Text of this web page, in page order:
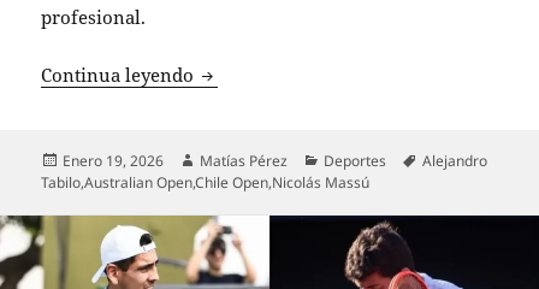
profesional.
Continua leyendo Alejandro Tabilo: el tenista chileno
Publicado
el
Enero 19, 2026 Autor
Matías Pérez Categorías
Deportes Etiquetas
Alejandro
Tabilo,Australian Open,Chile Open,Nicolás Massú